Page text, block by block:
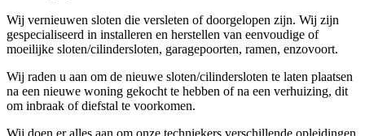
Wij vernieuwen sloten die versleten of doorgelopen zijn. Wij zijn
gespecialiseerd in installeren en herstellen van eenvoudige of
moeilijke sloten/cilindersloten, garagepoorten, ramen, enzovoort.
Wij raden u aan om de nieuwe sloten/cilindersloten te laten plaatsen
na een nieuwe woning gekocht te hebben of na een verhuizing, dit
om inbraak of diefstal te voorkomen.
Wij doen er alles aan om onze techniekers verschillende opleidingen